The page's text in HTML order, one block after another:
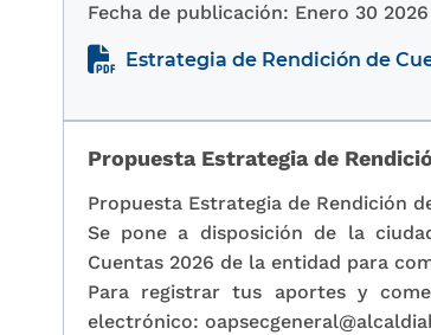
Fecha de publicación: Enero 30 2026
Estrategia de Rendición de
Propuesta Estrategia de
Propuesta Estrategia de Rendición
Se pone a disposición de la
Cuentas 2026 de la entidad para
Para registrar tus aportes y
electrónico: